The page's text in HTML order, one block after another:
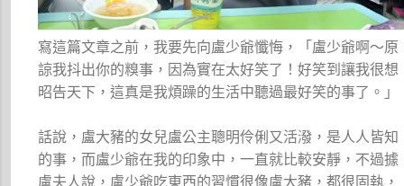
寫這篇文章之前，我要先向盧少爺懺悔，「盧少爺啊～原
諒我抖出你的糗事，因為實在太好笑了！好笑到讓我很想
昭告天下，這真是我煩躁的生活中聽過最好笑的事了。」
話說，盧大豬的女兒盧公主聰明伶俐又活潑，是人人皆知
的事，而盧少爺在我的印象中，一直就比較安靜，不過據
盧夫人說，盧少爺吃東西的習慣很像盧大豬，都很固執，